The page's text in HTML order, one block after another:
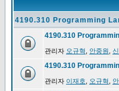
4190.310 Programming
4190.310
관리자 오규혁 안중원
4190.310
관리자 이재호 오규혁